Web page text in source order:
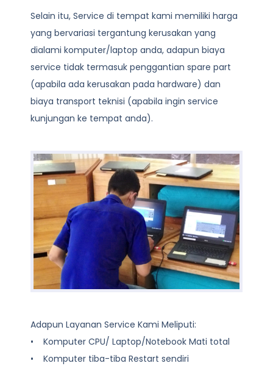
Selain itu, Service di tempat kami memiliki harga
yang bervariasi tergantung kerusakan yang
dialami komputer/laptop anda, adapun biaya
service tidak termasuk penggantian spare part
(apabila ada kerusakan pada hardware) dan
biaya transport teknisi (apabila ingin service
kunjungan ke tempat anda).
Adapun Layanan Service Kami Meliputi:
• Komputer CPU/ Laptop/Notebook Mati total
• Komputer tiba-tiba Restart sendiri